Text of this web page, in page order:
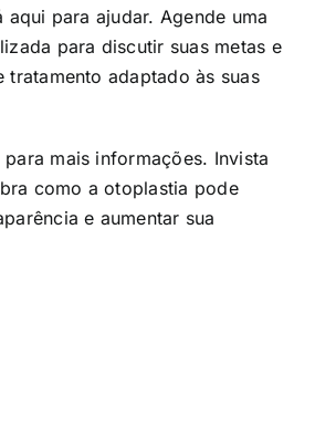
aqui para ajudar. Agende uma
para discutir suas metas e
tratamento adaptado às suas
mais informações. Invista
como a otoplastia pode
e aumentar sua